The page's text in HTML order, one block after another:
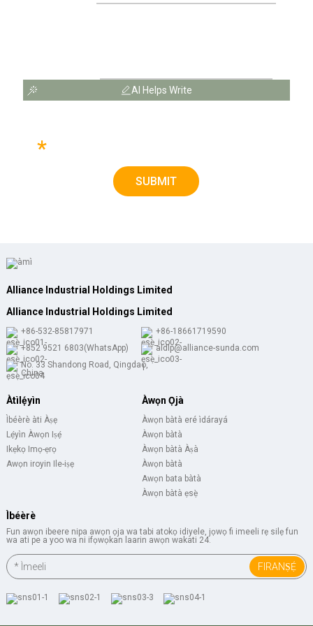
AI Helps Write
*
SUBMIT
Alliance Industrial Holdings Limited
Alliance Industrial Holdings Limited
+86-532-85817971
+86-18661719590
+852 9521 6803(WhatsApp)
aldlp@alliance-sunda.com
No. 33 Shandong Road, Qingdao,
China
Àtìlẹ́yìn
Ìbéèrè àti Àṣẹ
Lẹ́yìn Àwọn Iṣẹ́
Ikẹkọ Imọ-ẹrọ
Awọn iroyin Ile-iṣẹ
Àwọn Ọjà
Àwọn bàtà eré ìdárayá
Àwọn bàtà
Àwọn bàtà Àṣà
Àwọn bàtà
Awọn bata bàtà
Àwọn bàtà ẹsẹ̀
Ìbéèrè
Fun awọn ibeere nipa awọn ọja wa tabi atokọ idiyele, jọwọ fi imeeli rẹ silẹ fun
wa ati pe a yoo wa ni ifọwọkan laarin awọn wakati 24.
FIRANṢẸ́